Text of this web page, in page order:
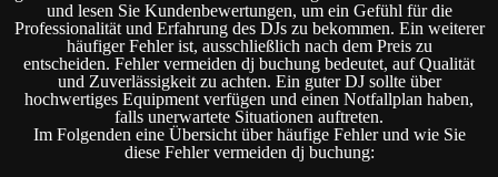
und lesen Sie Kundenbewertungen, um ein Gefühl für die
Professionalität und Erfahrung des DJs zu bekommen. Ein weiterer
häufiger Fehler ist, ausschließlich nach dem Preis zu
entscheiden. Fehler vermeiden dj buchung bedeutet, auf Qualität
und Zuverlässigkeit zu achten. Ein guter DJ sollte über
hochwertiges Equipment verfügen und einen Notfallplan haben,
falls unerwartete Situationen auftreten.
Im Folgenden eine Übersicht über häufige Fehler und wie Sie
diese Fehler vermeiden dj buchung: